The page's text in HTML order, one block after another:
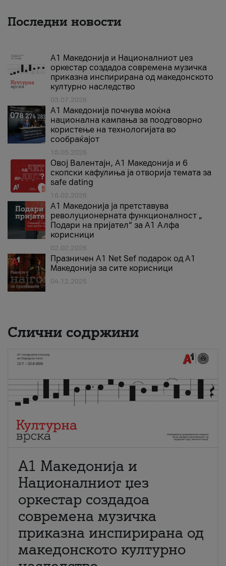
Последни новости
А1 Македонија и Националниот џез
оркестар создадоа современа музичка
приказна инспирирана од македонското
културно наследство
03.07.2026
A1 Македонија почнува моќна
национална кампања за поодговорно
користење на технологијата во
сообраќајот
18.05.2026
Овој Валентајн, A1 Македонија и 6
скопски кафулиња ја отворија темата за
safe dating
16.02.2026
А1 Македонија ја претставува
револуционерната функционалност „
Подари на пријател“ за А1 Алфа
корисници
02.02.2026
Празничен A1 Net Sеf подарок од А1
Македонија за сите корисници
04.12.2025
Слични содржини
А1 Македонија и
Националниот џез
оркестар создадоа
современа музичка
приказна инспирирана од
македонското културно